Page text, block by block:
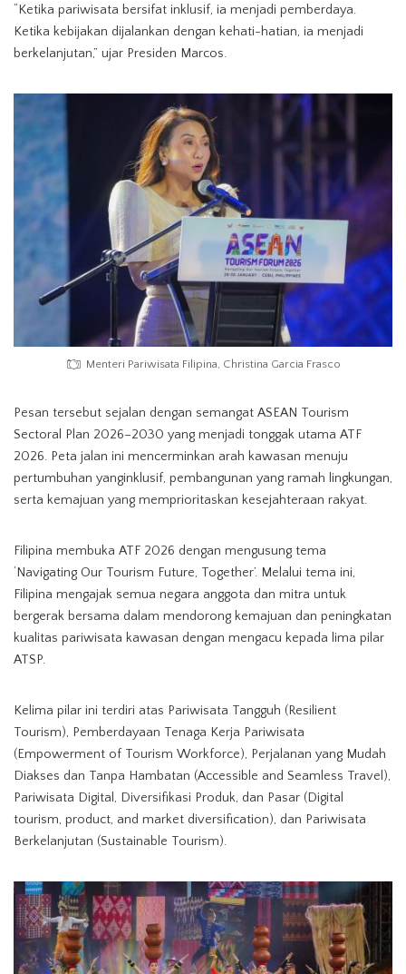
“Ketika pariwisata bersifat inklusif, ia menjadi pemberdaya.
Ketika kebijakan dijalankan dengan kehati-hatian, ia menjadi
berkelanjutan,” ujar Presiden Marcos.
Menteri Pariwisata Filipina, Christina Garcia Frasco
Pesan tersebut sejalan dengan semangat ASEAN Tourism
Sectoral Plan 2026–2030 yang menjadi tonggak utama ATF
2026. Peta jalan ini mencerminkan arah kawasan menuju
pertumbuhan yanginklusif, pembangunan yang ramah lingkungan,
serta kemajuan yang memprioritaskan kesejahteraan rakyat.
Filipina membuka ATF 2026 dengan mengusung tema
‘Navigating Our Tourism Future, Together’. Melalui tema ini,
Filipina mengajak semua negara anggota dan mitra untuk
bergerak bersama dalam mendorong kemajuan dan peningkatan
kualitas pariwisata kawasan dengan mengacu kepada lima pilar
ATSP.
Kelima pilar ini terdiri atas Pariwisata Tangguh (Resilient
Tourism), Pemberdayaan Tenaga Kerja Pariwisata
(Empowerment of Tourism Workforce), Perjalanan yang Mudah
Diakses dan Tanpa Hambatan (Accessible and Seamless Travel),
Pariwisata Digital, Diversifikasi Produk, dan Pasar (Digital
tourism, product, and market diversification), dan Pariwisata
Berkelanjutan (Sustainable Tourism).